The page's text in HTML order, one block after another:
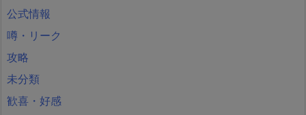
公式情報
噂・リーク
攻略
未分類
歓喜・好感